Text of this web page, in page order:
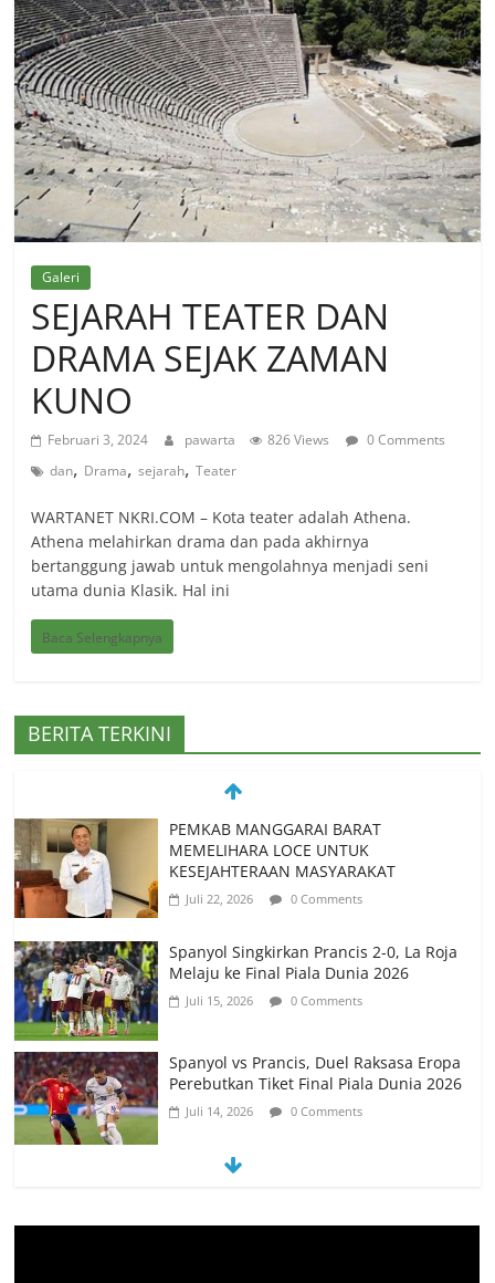
Galeri
SEJARAH TEATER DAN
DRAMA SEJAK ZAMAN
KUNO
Februari 3, 2024 pawarta 826 Views
0 Comments
dan, Drama,sejarah,Teater
WARTANET NKRI.COM – Kota teater adalah Athena.
Athena melahirkan drama dan pada akhirnya
bertanggung jawab untuk mengolahnya menjadi seni
utama dunia Klasik. Hal ini
Baca Selengkapnya
BERITA TERKINI
PEMKAB MANGGARAI BARAT
MEMELIHARA LOCE UNTUK
KESEJAHTERAAN MASYARAKAT
Juli 22, 2026 0 Comments
Spanyol Singkirkan Prancis 2-0, La Roja
Melaju ke Final Piala Dunia 2026
Juli 15, 2026 0 Comments
Spanyol vs Prancis, Duel Raksasa Eropa
Perebutkan Tiket Final Piala Dunia 2026
Juli 14, 2026 0 Comments
Memanfaatkan Artificial Intelligence